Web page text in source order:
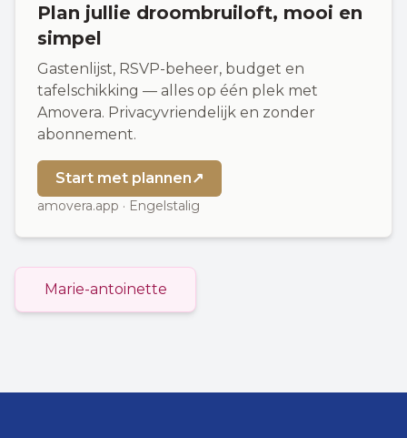
Plan jullie droombruiloft, mooi en
simpel
Gastenlijst, RSVP-beheer, budget en
tafelschikking — alles op één plek met
Amovera. Privacyvriendelijk en zonder
abonnement.
Start met plannen↗
amovera.app · Engelstalig
Marie-antoinette